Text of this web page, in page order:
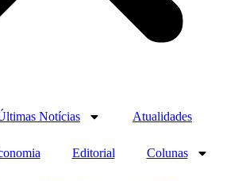
Notícias Atualidades
Editorial Colunas